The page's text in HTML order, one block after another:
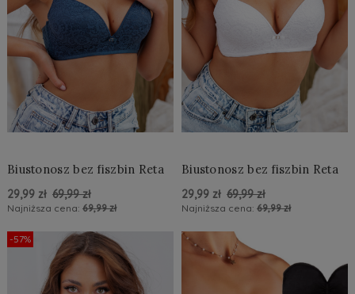
Biustonosz bez fiszbin Reta
29,99 zł 69,99 zł
Najniższa cena: 69,99 zł
Do Koszyka »
Biustonosz bez fiszbin Reta
29,99 zł 69,99 zł
Najniższa cena: 69,99 zł
Do Koszyka »
-57%